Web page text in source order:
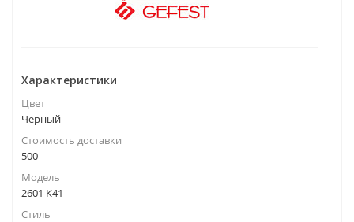
Характеристики
Цвет
Черный
Стоимость доставки
500
Модель
2601 К41
Стиль